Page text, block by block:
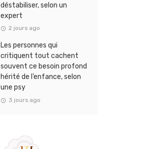
déstabiliser, selon un
expert
2 jours ago
Les personnes qui
critiquent tout cachent
souvent ce besoin profond
hérité de l’enfance, selon
une psy
3 jours ago